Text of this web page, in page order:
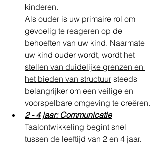
kinderen.
Als ouder is uw primaire rol om
gevoelig te reageren op de
behoeften van uw kind. Naarmate
uw kind ouder wordt, wordt het
stellen van duidelijke grenzen en
het bieden van structuur steeds
belangrijker om een ​​veilige en
voorspelbare omgeving te creëren.
2 - 4 jaar: Communicatie
Taalontwikkeling begint snel
tussen de leeftijd van 2 en 4 jaar.